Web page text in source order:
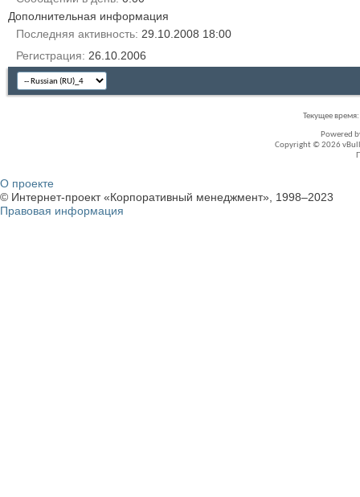
Дополнительная информация
Последняя активность 29.10.2008 18:00
Регистрация
26.10.2006
Текущее время:
Powered
Copyright © 2026
О проекте
© Интернет-проект «Корпоративный менеджмент», 1998–2023
Правовая информация